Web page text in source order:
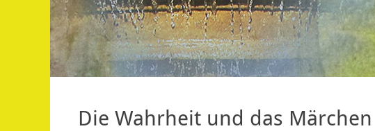
Die Wahrheit und das Märchen